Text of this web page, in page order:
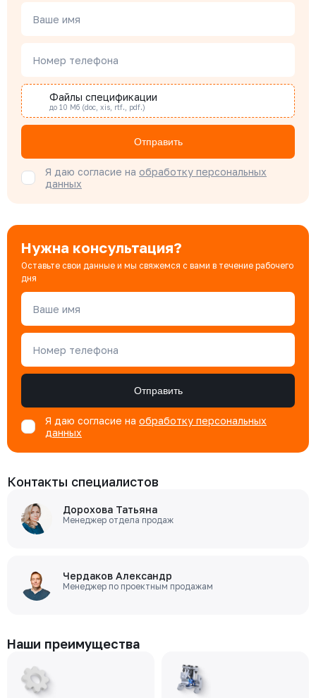
Наталья Гомонова
Бондарюк Евгения
Специалист отдела продаж
Ваше имя
Номер телефона
Файлы спецификации
до 10 Мб (doc, xis, rtf., pdf.)
Отправить
Я даю согласие на обработку персональных
данных
Нужна консультация?
Оставьте свои данные и мы свяжемся с вами в течение рабочего
дня
Ваше имя
Номер телефона
Отправить
Я даю согласие на обработку персональных
данных
Контакты специалистов
Дорохова Татьяна
Менеджер отдела продаж
Чердаков Александр
Менеджер по проектным продажам
Наши преимущества